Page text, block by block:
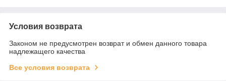
Условия возврата
Законом не предусмотрен возврат и обмен данного товара
надлежащего качества
Все условия возврата